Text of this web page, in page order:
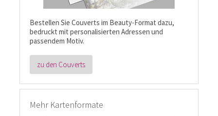
Bestellen Sie Couverts im Beauty-Format dazu,
bedruckt mit personalisierten Adressen und
passendem Motiv.
zu den Couverts
Mehr Kartenformate